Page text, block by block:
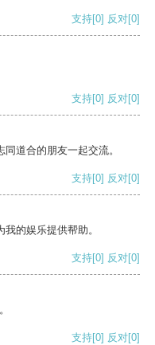
支持[0] 反对[0]
支持[0] 反对[0]
道合的朋友一起交流。
支持[0] 反对[0]
的娱乐提供帮助。
支持[0] 反对[0]
支持[0] 反对[0]